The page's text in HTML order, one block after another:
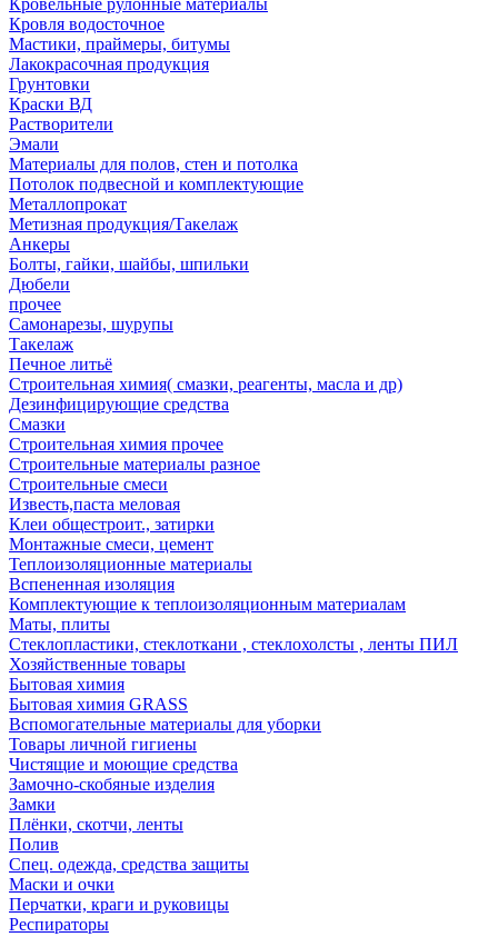
Кровельные рулонные материалы
Кровля водосточное
Мастики, праймеры, битумы
Лакокрасочная продукция
Грунтовки
Краски ВД
Растворители
Эмали
Материалы для полов, стен и потолка
Потолок подвесной и комплектующие
Металлопрокат
Метизная продукция/Такелаж
Анкеры
Болты, гайки, шайбы, шпильки
Дюбели
прочее
Самонарезы, шурупы
Такелаж
Печное литьё
Строительная химия( смазки, реагенты, масла и др)
Дезинфицирующие средства
Смазки
Строительная химия прочее
Строительные материалы разное
Строительные смеси
Известь,паста меловая
Клеи общестроит., затирки
Монтажные смеси, цемент
Теплоизоляционные материалы
Вспененная изоляция
Комплектующие к теплоизоляционным материалам
Маты, плиты
Стеклопластики, стеклоткани , стеклохолсты , ленты ПИЛ
Хозяйственные товары
Бытовая химия
Бытовая химия GRASS
Вспомогательные материалы для уборки
Товары личной гигиены
Чистящие и моющие средства
Замочно-скобяные изделия
Замки
Плёнки, скотчи, ленты
Полив
Спец. одежда, средства защиты
Маски и очки
Перчатки, краги и руковицы
Респираторы